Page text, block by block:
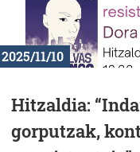
2025/11/10
Hitzaldia:
gorputzak,